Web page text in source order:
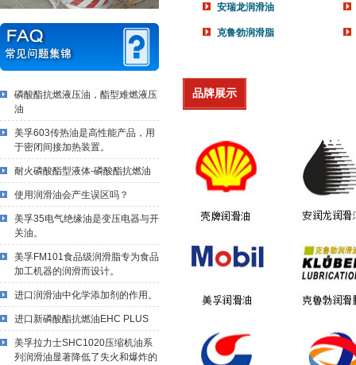
磷酸酯抗燃液压油，酯型难燃液压
油
美孚603传热油是高性能产品，用
于密闭间接加热装置。
耐火磷酸酯型液体-磷酸酯抗燃油
使用润滑油会产生误区吗？
美孚35电气绝缘油是变压电器与开
关油。
美孚FM101食品级润滑脂专为食品
加工机器的润滑而设计。
进口润滑油中化学添加剂的作用。
进口新磷酸酯抗燃油EHC PLUS
美孚拉力士SHC1020压缩机油系
列润滑油显著降低了失火和爆炸的
安瑞龙润滑油
克鲁勃润滑脂
品牌展示